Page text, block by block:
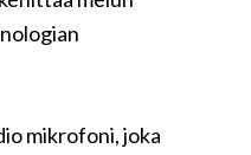
mikrofoni, joka